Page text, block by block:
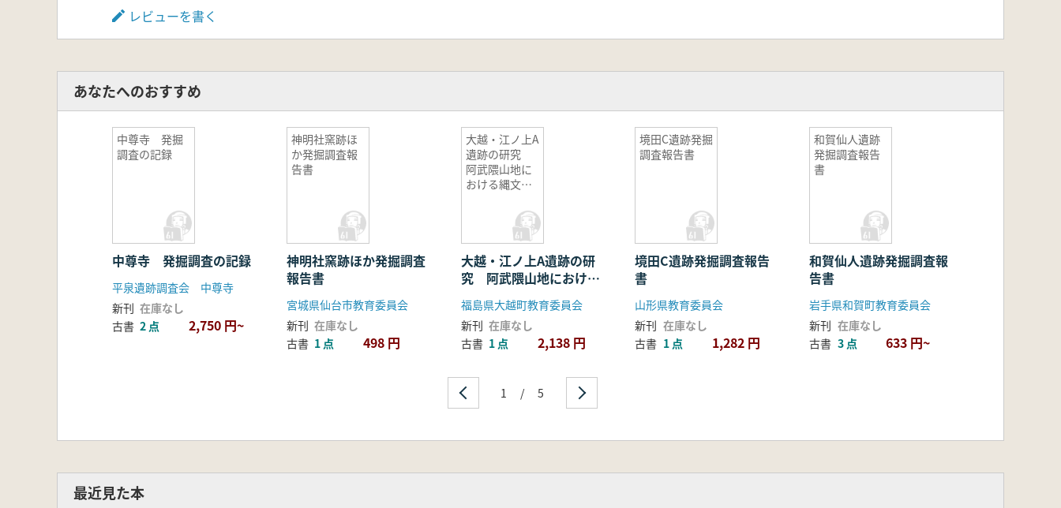
レビューを書く
あなたへのおすすめ
中尊寺 発掘
調査の記録
中尊寺 発掘調査の記録
平泉遺跡調査会 中尊寺
新刊 在庫なし
古書 2 点 2,750 円~
神明社窯跡ほ
か発掘調査報
告書
神明社窯跡ほか発掘調査
報告書
宮城県仙台市教育委員会
新刊 在庫なし
古書 1 点 498 円
大越・江ノ上A
遺跡の研究
阿武隈山地に
おける縄文時
落址の調査
大越・江ノ上A遺跡の研
究 阿武隈山地における
縄文時代早・後期集落址
の調査
福島県大越町教育委員会
新刊 在庫なし
古書 1 点 2,138 円
境田C遺跡発掘
調査報告書
境田C遺跡発掘調査報告
書
山形県教育委員会
新刊 在庫なし
古書 1 点 1,282 円
和賀仙人遺跡
発掘調査報告
書
和賀仙人遺跡発掘調査報
告書
岩手県和賀町教育委員会
新刊 在庫なし
古書 3 点 633 円~
1 / 5
最近見た本